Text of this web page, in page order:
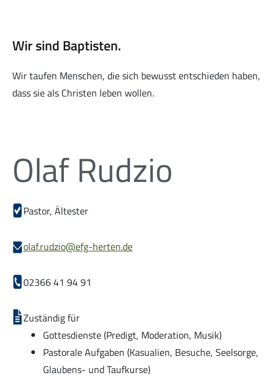
Wir sind Baptisten.
Wir taufen Menschen, die sich bewusst entschieden haben,
dass sie als Christen leben wollen.
Olaf Rudzio
Pastor, Ältester
olaf.rudzio@efg-herten.de
02366 41 94 91
Zuständig für
Gottesdienste (Predigt, Moderation, Musik)
Pastorale Aufgaben (Kasualien, Besuche, Seelsorge,
Glaubens- und Taufkurse)
Life Church